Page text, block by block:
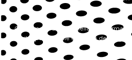
Guidiamo le aziende nella loro forma
sviluppando sulle esigenze dei singoli